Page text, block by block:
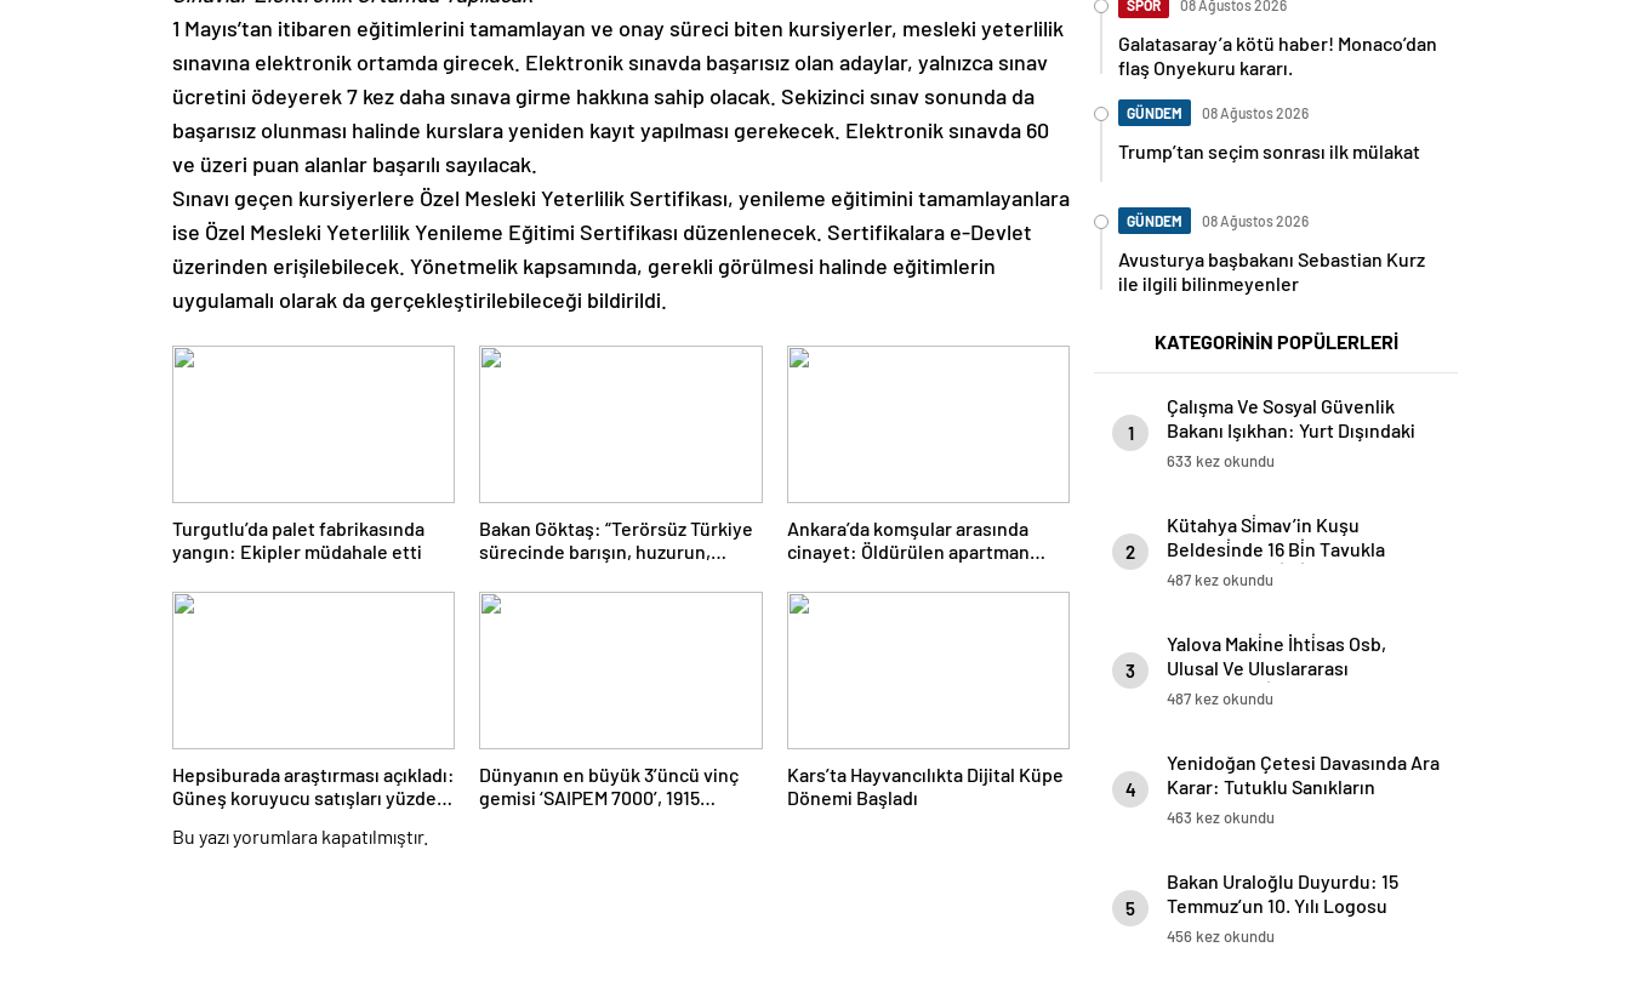
1 Mayıs’tan itibaren eğitimlerini tamamlayan ve onay süreci biten kursiyerler, mesleki yeterlilik
sınavına elektronik ortamda girecek. Elektronik sınavda başarısız olan adaylar, yalnızca sınav
ücretini ödeyerek 7 kez daha sınava girme hakkına sahip olacak. Sekizinci sınav sonunda da
başarısız olunması halinde kurslara yeniden kayıt yapılması gerekecek. Elektronik sınavda 60
ve üzeri puan alanlar başarılı sayılacak.
Sınavı geçen kursiyerlere Özel Mesleki Yeterlilik Sertifikası, yenileme eğitimini tamamlayanlara
ise Özel Mesleki Yeterlilik Yenileme Eğitimi Sertifikası düzenlenecek. Sertifikalara e-Devlet
üzerinden erişilebilecek. Yönetmelik kapsamında, gerekli görülmesi halinde eğitimlerin
uygulamalı olarak da gerçekleştirilebileceği bildirildi.
Turgutlu’da palet fabrikasında
yangın: Ekipler müdahale etti
Bakan Göktaş: “Terörsüz Türkiye
sürecinde barışın, huzurun,
bir Türkiye kurmak istiyoruz”
Ankara’da komşular arasında
cinayet: Öldürülen apartman
uğurlandı
Hepsiburada araştırması açıkladı:
Güneş koruyucu satışları yüzde
Dünyanın en büyük 3’üncü vinç
gemisi ‘SAIPEM 7000’, 1915
Kars’ta Hayvancılıkta Dijital Küpe
Dönemi Başladı
Bu yazı yorumlara kapatılmıştır.
SPOR 08 Ağustos 2026
Galatasaray’a kötü haber! Monaco’dan
flaş Onyekuru kararı.
GÜNDEM 08 Ağustos 2026
Trump’tan seçim sonrası ilk mülakat
GÜNDEM 08 Ağustos 2026
Avusturya başbakanı Sebastian Kurz
ile ilgili bilinmeyenler
KATEGORİNİN POPÜLERLERİ
1
Çalışma Ve Sosyal Güvenlik
Bakanı Işıkhan: Yurt Dışındaki
Vatandaşlarımızın Başvuruları
633 kez okundu
2
Kütahya Si̇mav’in Kuşu
Beldesi̇nde 16 Bi̇n Tavukla
Yumurta Üreti̇mi̇ Başladı
487 kez okundu
3
Yalova Maki̇ne İhti̇sas Osb,
Ulusal Ve Uluslararası
Projelerdeki̇ Başarılarıyla Öne
487 kez okundu
4
Yenidoğan Çetesi Davasında Ara
Karar: Tutuklu Sanıkların
Mevcut Hallerinin Devamına
463 kez okundu
5
Bakan Uraloğlu Duyurdu: 15
Temmuz’un 10. Yılı Logosu
Yüksek Hızlı Trenlerde Yer
456 kez okundu